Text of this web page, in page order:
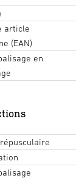
article
(EAN)
en